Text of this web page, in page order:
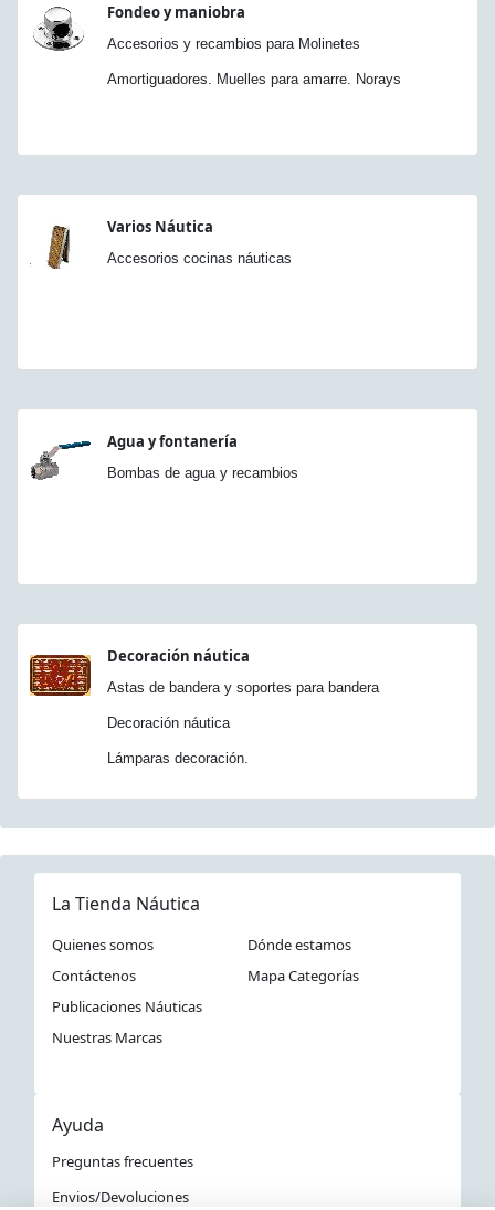
Fondeo y maniobra
Accesorios y recambios para Molinetes
Amortiguadores. Muelles para amarre. Norays
Varios Náutica
Accesorios cocinas náuticas
Agua y fontanería
Bombas de agua y recambios
Decoración náutica
Astas de bandera y soportes para bandera
Decoración náutica
Lámparas decoración.
La Tienda Náutica
Quienes somos
Dónde estamos
Contáctenos
Mapa Categorías
Publicaciones Náuticas
Nuestras Marcas
Ayuda
Preguntas frecuentes
Envios/Devoluciones